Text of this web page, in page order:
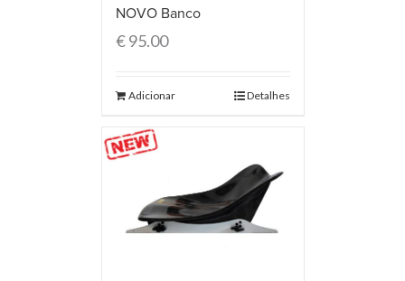
NOVO Banco
€95.00
Adicionar Detalhes